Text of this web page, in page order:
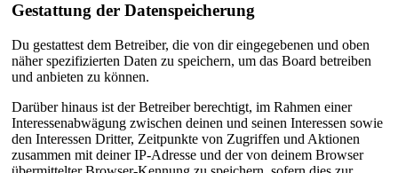
Gestattung der Datenspeicherung
Du gestattest dem Betreiber, die von dir eingegebenen und oben
näher spezifizierten Daten zu speichern, um das Board betreiben
und anbieten zu können.
Darüber hinaus ist der Betreiber berechtigt, im Rahmen einer
Interessenabwägung zwischen deinen und seinen Interessen sowie
den Interessen Dritter, Zeitpunkte von Zugriffen und Aktionen
zusammen mit deiner IP-Adresse und der von deinem Browser